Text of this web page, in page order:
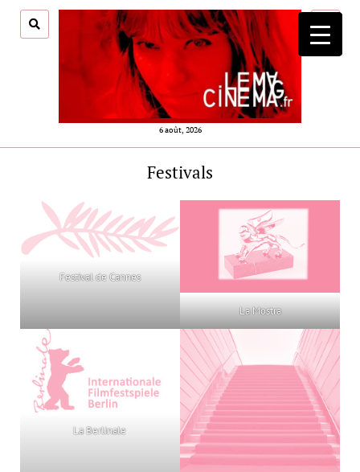
6 août, 2026
menu
Festivals
Festival de Cannes
La Mostra
La Berlinale